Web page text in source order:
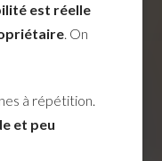
est réelle
. On
à répétition.
et peu